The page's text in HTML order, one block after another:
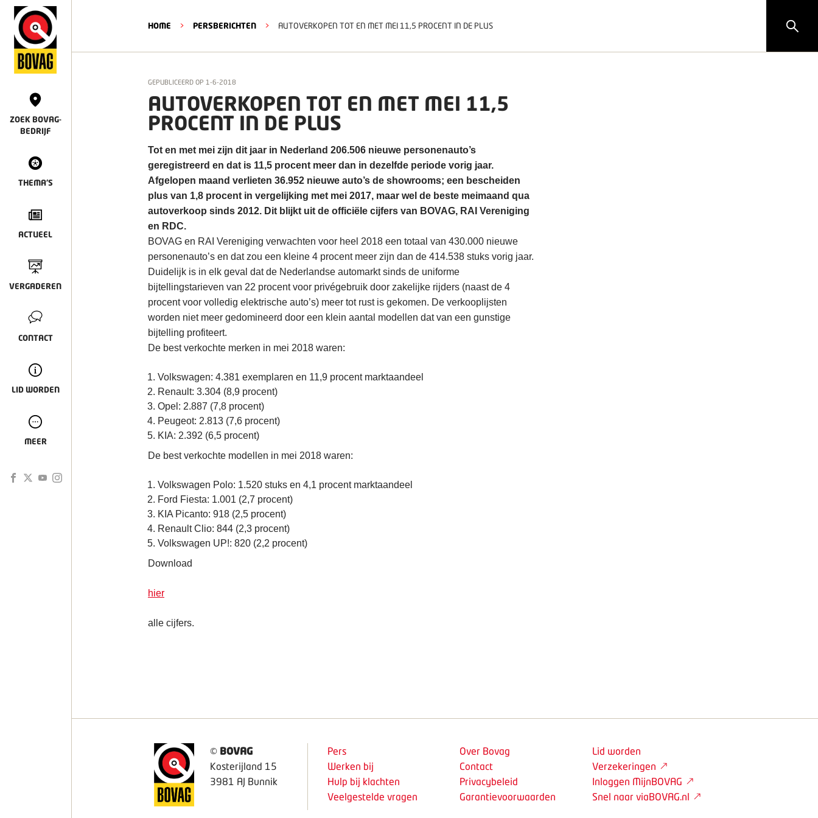
ZOEK BOVAG-
BEDRIJF
THEMA'S
ACTUEEL
VERGADEREN
CONTACT
LID WORDEN
MEER
HOME > PERSBERICHTEN > AUTOVERKOPEN TOT EN MET MEI 11,5 PROCENT IN DE PLUS
GEPUBLICEERD OP 1-6-2018
AUTOVERKOPEN TOT EN MET MEI 11,5
PROCENT IN DE PLUS
Tot en met mei zijn dit jaar in Nederland 206.506 nieuwe personenauto’s
geregistreerd en dat is 11,5 procent meer dan in dezelfde periode vorig jaar.
Afgelopen maand verlieten 36.952 nieuwe auto’s de showrooms; een bescheiden
plus van 1,8 procent in vergelijking met mei 2017, maar wel de beste meimaand qua
autoverkoop sinds 2012. Dit blijkt uit de officiële cijfers van BOVAG, RAI Vereniging
en RDC.
BOVAG en RAI Vereniging verwachten voor heel 2018 een totaal van 430.000 nieuwe
personenauto’s en dat zou een kleine 4 procent meer zijn dan de 414.538 stuks vorig jaar.
Duidelijk is in elk geval dat de Nederlandse automarkt sinds de uniforme
bijtellingstarieven van 22 procent voor privégebruik door zakelijke rijders (naast de 4
procent voor volledig elektrische auto’s) meer tot rust is gekomen. De verkooplijsten
worden niet meer gedomineerd door een klein aantal modellen dat van een gunstige
bijtelling profiteert.
De best verkochte merken in mei 2018 waren:
Volkswagen: 4.381 exemplaren en 11,9 procent marktaandeel
Renault: 3.304 (8,9 procent)
Opel: 2.887 (7,8 procent)
Peugeot: 2.813 (7,6 procent)
KIA: 2.392 (6,5 procent)
De best verkochte modellen in mei 2018 waren:
Volkswagen Polo: 1.520 stuks en 4,1 procent marktaandeel
Ford Fiesta: 1.001 (2,7 procent)
KIA Picanto: 918 (2,5 procent)
Renault Clio: 844 (2,3 procent)
Volkswagen UP!: 820 (2,2 procent)
Download
hier
alle cijfers.
© BOVAG
Kosterijland 15
3981 AJ Bunnik
Pers
Werken bij
Hulp bij klachten
Veelgestelde vragen
Over Bovag
Contact
Privacybeleid
Garantievoorwaarden
Lid worden
Verzekeringen
Inloggen MijnBOVAG
Snel naar viaBOVAG.nl